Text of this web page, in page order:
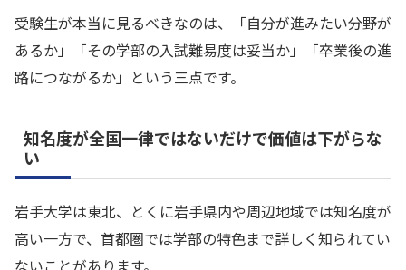
受験生が本当に見るべきなのは、「自分が進みたい分野が
あるか」「その学部の入試難易度は妥当か」「卒業後の進
路につながるか」という三点です。
知名度が全国一律ではないだけで価値は下がらな
い
岩手大学は東北、とくに岩手県内や周辺地域では知名度が
高い一方で、首都圏では学部の特色まで詳しく知られてい
ないことがあります。